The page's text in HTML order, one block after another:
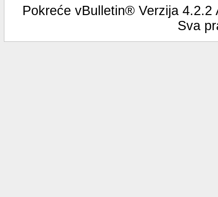
Pokreće vBulletin® Verzija
Sva